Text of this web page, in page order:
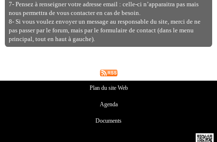
7- Pensez à renseigner votre adresse email : celle-ci n’apparaitra pas mais
nous permettra de vous contacter en cas de besoin.
8- Si vous voulez envoyer un message au responsable du site, merci de ne
pas passer par le forum, mais par le formulaire de contact (dans le menu
principal, tout en haut à gauche).
Plan du site Web
Agenda
Documents